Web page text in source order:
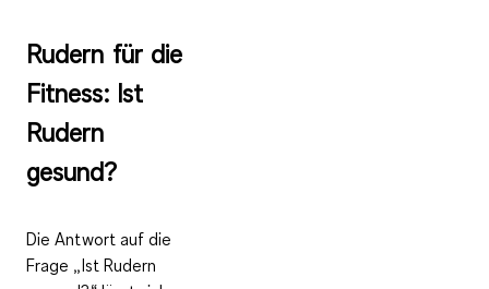
Rudern für die
Fitness: Ist
Rudern
gesund?
Die Antwort auf die
Frage „Ist Rudern